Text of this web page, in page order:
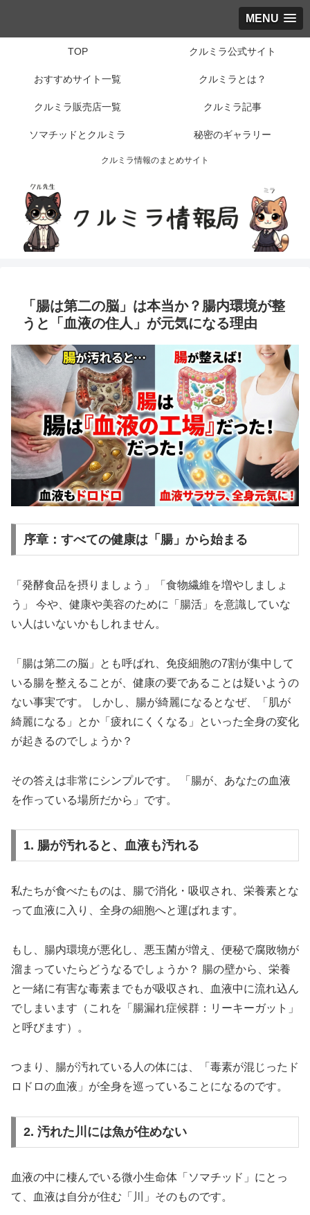
MENU
クルミラ情報のまとめサイト
TOP クルミラ公式サイト
おすすめサイト一覧 クルミラとは？
クルミラ販売店一覧 クルミラ記事
ソマチッドとクルミラ 秘密のギャラリー
「腸は第二の脳」は本当か？腸内環境が整
うと「血液の住人」が元気になる理由
序章：すべての健康は「腸」から始まる
「発酵食品を摂りましょう」「食物繊維を増やしましょ
う」 今や、健康や美容のために「腸活」を意識していな
い人はいないかもしれません。
「腸は第二の脳」とも呼ばれ、免疫細胞の7割が集中して
いる腸を整えることが、健康の要であることは疑いようの
ない事実です。 しかし、腸が綺麗になるとなぜ、「肌が
綺麗になる」とか「疲れにくくなる」といった全身の変化
が起きるのでしょうか？
その答えは非常にシンプルです。 「腸が、あなたの血液
を作っている場所だから」です。
1. 腸が汚れると、血液も汚れる
私たちが食べたものは、腸で消化・吸収され、栄養素とな
って血液に入り、全身の細胞へと運ばれます。
もし、腸内環境が悪化し、悪玉菌が増え、便秘で腐敗物が
溜まっていたらどうなるでしょうか？ 腸の壁から、栄養
と一緒に有害な毒素までもが吸収され、血液中に流れ込ん
でしまいます（これを「腸漏れ症候群：リーキーガット」
と呼びます）。
つまり、腸が汚れている人の体には、「毒素が混じったド
ロドロの血液」が全身を巡っていることになるのです。
2. 汚れた川には魚が住めない
血液の中に棲んでいる微小生命体「ソマチッド」にとっ
て、血液は自分が住む「川」そのものです。